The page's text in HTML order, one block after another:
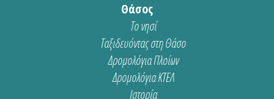
Θάσος
Το νησί
Ταξιδευόντας στη Θάσο
Δρομολόγια Πλοίων
Δρομολόγια ΚΤΕΛ
Ιστορία